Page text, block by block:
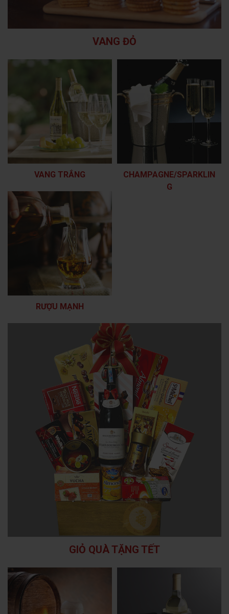
VANG ĐỎ
VANG TRẮNG
CHAMPAGNE/SPARKLIN
G
RƯỢU MẠNH
GIỎ QUÀ TẶNG TẾT